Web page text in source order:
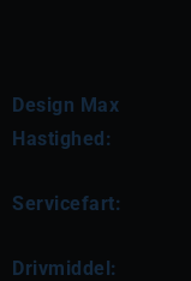
Design Max
Hastighed:
Servicefart:
Drivmiddel: